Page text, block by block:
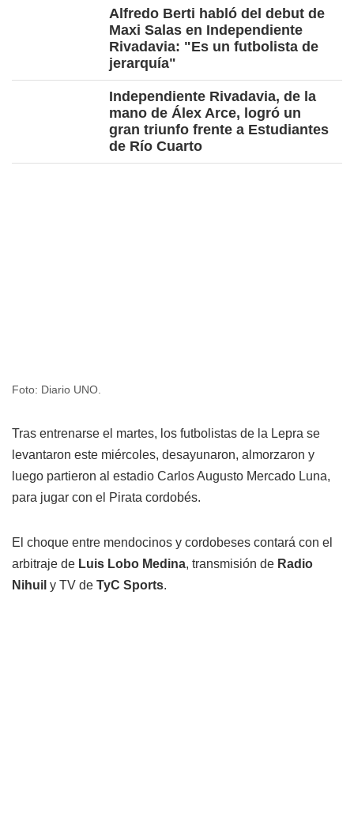
Alfredo Berti habló del debut de
Maxi Salas en Independiente
Rivadavia: "Es un futbolista de
jerarquía"
Independiente Rivadavia, de la
mano de Álex Arce, logró un
gran triunfo frente a Estudiantes
de Río Cuarto
Foto: Diario UNO.
Tras entrenarse el martes, los futbolistas de la Lepra se
levantaron este miércoles, desayunaron, almorzaron y
luego partieron al estadio Carlos Augusto Mercado Luna,
para jugar con el Pirata cordobés.
El choque entre mendocinos y cordobeses contará con el
arbitraje de Luis Lobo Medina, transmisión de Radio
Nihuil y TV de TyC Sports.